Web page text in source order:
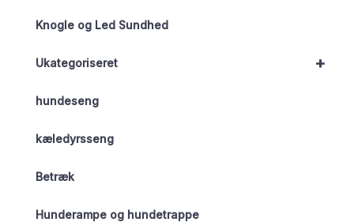
Knogle og Led Sundhed
+
Ukategoriseret
hundeseng
kæledyrsseng
Betræk
Hunderampe og hundetrappe